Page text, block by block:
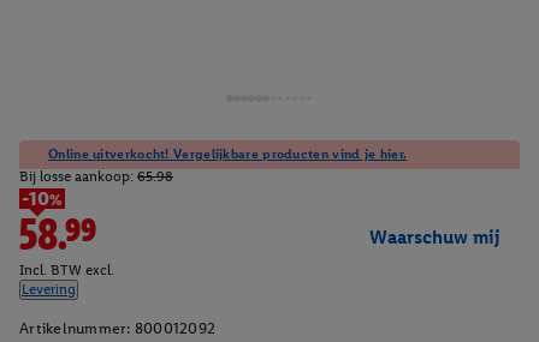
Online uitverkocht! Vergelijkbare producten vind je hier.
Bij losse aankoop: 65.98
-10%
58.99
Incl. BTW excl.
Levering
Waarschuw mij
Artikelnummer: 800012092